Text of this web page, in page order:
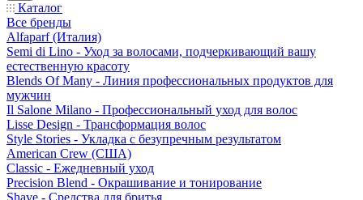
Каталог
Все бренды
Alfaparf (Италия)
Semi di Lino - Уход за волосами, подчеркивающий вашу
естественную красоту
Blends Of Many - Линия профессиональных продуктов для
мужчин
Il Salone Milano - Профессиональный уход для волос
Lisse Design - Трансформация волос
Style Stories - Укладка с безупречным результатом
American Crew (США)
Classic - Ежедневный уход
Precision Blend - Окрашивание и тонирование
Shave - Средства для бритья